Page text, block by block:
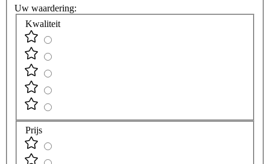
Uw waardering:
Kwaliteit
Prijs